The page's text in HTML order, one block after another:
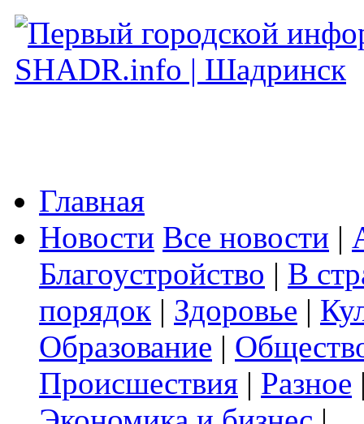
Главная
Новости Все новости |
Благоустройство | В
порядок | Здоровье |
Образование |
Происшествия | Разное